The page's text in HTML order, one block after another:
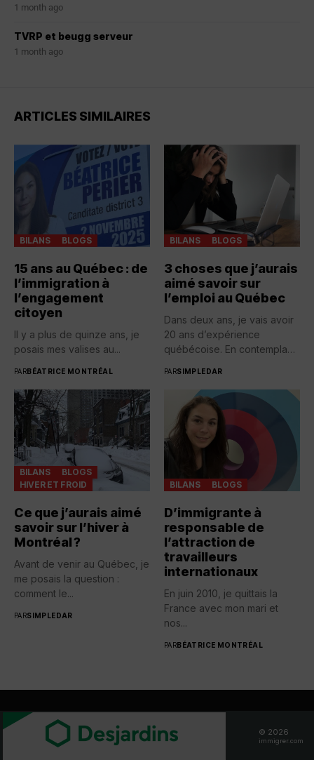
1 month ago
TVRP et beugg serveur
1 month ago
ARTICLES SIMILAIRES
BILANS BLOGS
15 ans au Québec : de
l’immigration à
l’engagement
citoyen
Il y a plus de quinze ans, je
posais mes valises au...
PARBÉATRICE MONTRÉAL
BILANS BLOGS
3 choses que j’aurais
aimé savoir sur
l’emploi au Québec
Dans deux ans, je vais avoir
20 ans d’expérience
québécoise. En contemplant
PARSIMPLEDAR
BILANS
BLOGS
HIVER ET FROID
Ce que j’aurais aimé
savoir sur l’hiver à
Montréal ?
Avant de venir au Québec, je
me posais la question :
comment le...
PARSIMPLEDAR
BILANS BLOGS
D’immigrante à
responsable de
l’attraction de
travailleurs
internationaux
En juin 2010, je quittais la
France avec mon mari et
nos...
PARBÉATRICE MONTRÉAL
BOITE À OUTILS © 2026
immigrer.com